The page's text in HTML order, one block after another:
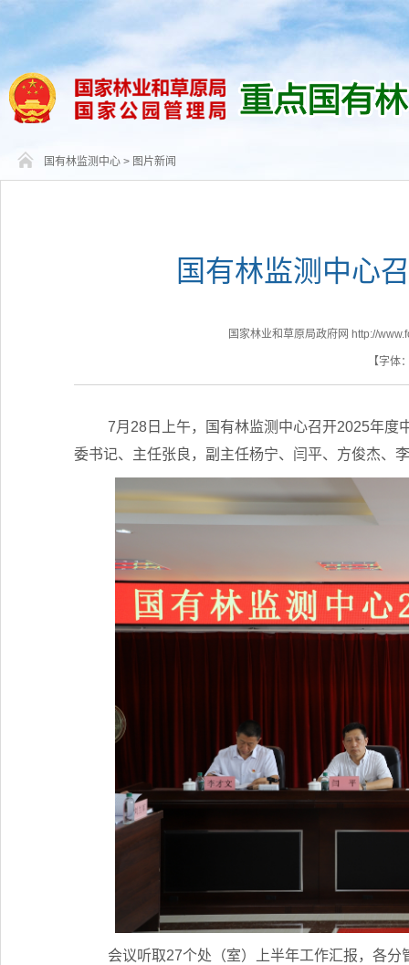
国有林监测中心 > 图片新闻
国有林监测中心
国家林业和草原局政府网 http://
【字体
7月28日上午，国有林监测中心召开2025年度
委书记、主任张良，副主任杨宁、闫平、方俊杰、
会议听取27个处（室）上半年工作汇报，各